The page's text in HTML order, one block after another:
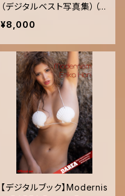
（デジタルベスト写真集）（ソ
フトカバーブック）
¥8,000
【デジタルブック】Modernis